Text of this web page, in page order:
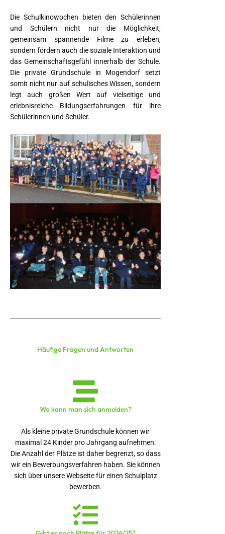
Die Schulkinowochen bieten den Schülerinnen
und Schülern nicht nur die Möglichkeit,
gemeinsam spannende Filme zu erleben,
sondern fördern auch die soziale Interaktion und
das Gemeinschaftsgefühl innerhalb der Schule.
Die private Grundschule in Mogendorf setzt
somit nicht nur auf schulisches Wissen, sondern
legt auch großen Wert auf vielseitige und
erlebnisreiche Bildungserfahrungen für ihre
Schülerinnen und Schüler.
Häufige Fragen und Antworten
Wo kann man sich anmelden?
Als kleine private Grundschule können wir
maximal 24 Kinder pro Jahrgang aufnehmen.
Die Anzahl der Plätze ist daher begrenzt, so dass
wir ein Bewerbungsverfahren haben. Sie können
sich über unsere Webseite für einen Schulplatz
bewerben.